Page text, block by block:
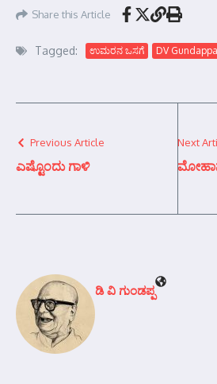
Share this Article
Tagged: ಉಮರನ ಒಸಗೆ DV Gundappa
Previous Article
ಎಷ್ಟೊಂದು ಗಾಳಿ
Next
ಡಿ ವಿ ಗುಂಡಪ್ಪ